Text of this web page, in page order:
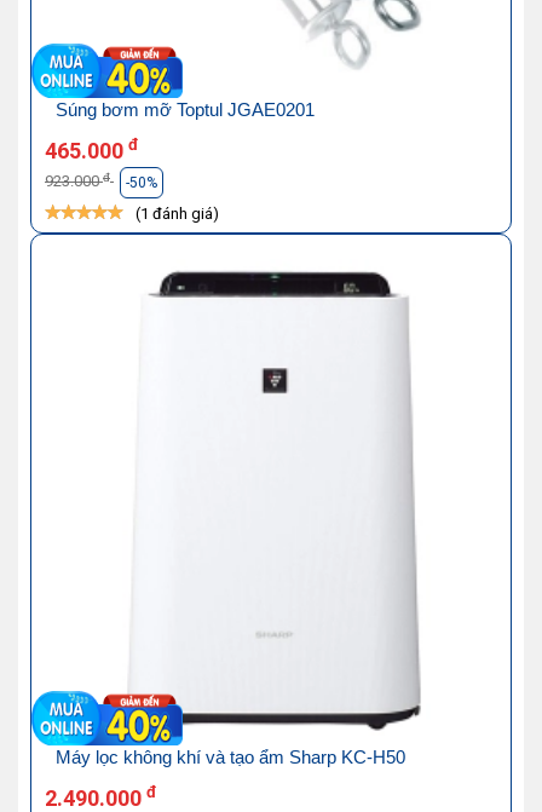
Súng bơm mỡ Toptul JGAE0201
465.000 đ
923.000đ -50%
(1 đánh giá)
Máy lọc không khí và tạo ẩm Sharp KC-H50
2.490.000 đ